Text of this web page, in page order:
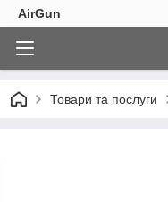
AirGun
Товари та послуги